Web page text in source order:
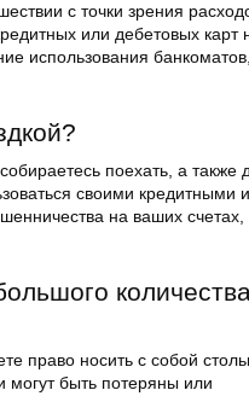
с точки зрения
или дебетовых карт
использования
поехать, а также
своими кредитными и
на ваших счетах,
право носить с собой
могут быть потеряны или